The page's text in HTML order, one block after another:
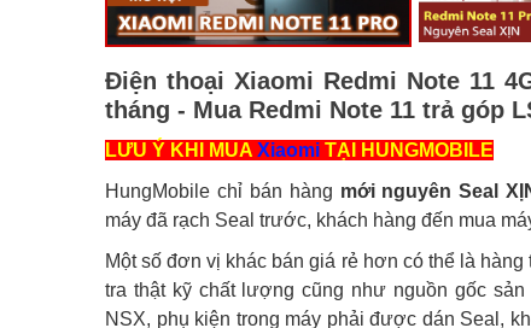
Điện thoại Xiaomi Redmi Note 11
tháng - Mua Redmi Note 11 trả góp
LƯU Ý KHI MUA Xiaomi TẠI HUNGMOBILE
HungMobile chỉ bán hàng mới nguyên Seal
máy đã rạch Seal trước, khách hàng đến mua
Một số đơn vị khác bán giá rẻ hơn có thể là
tra thật kỹ chất lượng cũng như nguồn gốc
NSX, phụ kiện trong máy phải được dán Seal,